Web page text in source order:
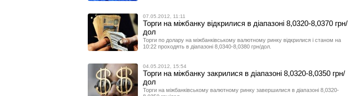
07.05.2012, 11:11
Торги на міжбанку відкрилися в діапазоні 8,0320-8,0370 грн/
дол
Торги по долару на міжбанківському валютному ринку відкрилися і станом на
10:22 проходять в діапазоні 8,0340-8,0380 грн/дол.
04.05.2012, 15:54
Торги на міжбанку закрилися в діапазоні 8,0320-8,0350 грн/
дол
Торги на міжбанківському валютному ринку завершилися в діапазоні 8,0320-